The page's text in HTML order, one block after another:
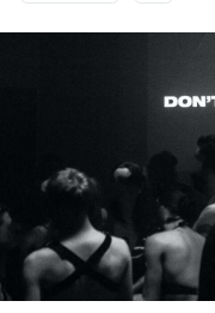
NEWSLETTER
I MIEI PREFERITI